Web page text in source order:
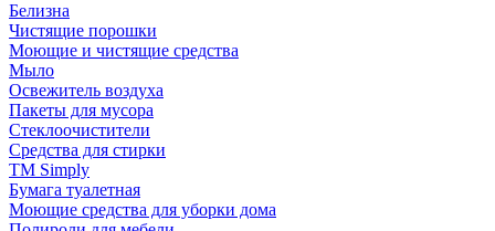
Белизна
Чистящие порошки
Моющие и чистящие средства
Мыло
Освежитель воздуха
Пакеты для мусора
Стеклоочистители
Средства для стирки
TM Simply
Бумага туалетная
Моющие средства для уборки дома